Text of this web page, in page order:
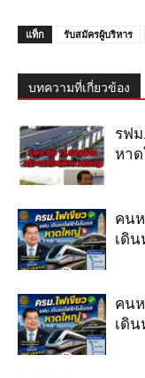
แท็ก รับสมัครผู้บริหาร
บทความที่เกี่ยวข้อง
รฟ
หา
คน
เดิน
คน
เดิน